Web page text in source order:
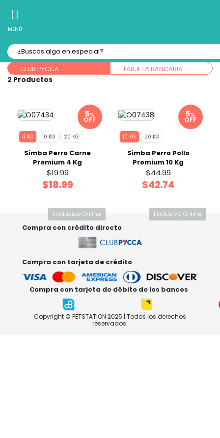
MENÚ
Forma de pago:
CLUB PYCCA TARJETA BANCARIA
2
Exclusivo Online
%
OFF
4 KG 10 KG 20 KG
Simba Perro Carne
Premium 4 Kg
$19.99
$18.99
Exclusivo Online
%
OFF
10 KG 20 KG
Simba Perro Pollo
Premium 10 Kg
$44.99
$42.74
Compra con crédito directo
Compra con tarjeta de crédito
Compra con tarjeta de débito de los bancos
Copyright © PETSTATION 2025 | Todos los derechos
reservados.